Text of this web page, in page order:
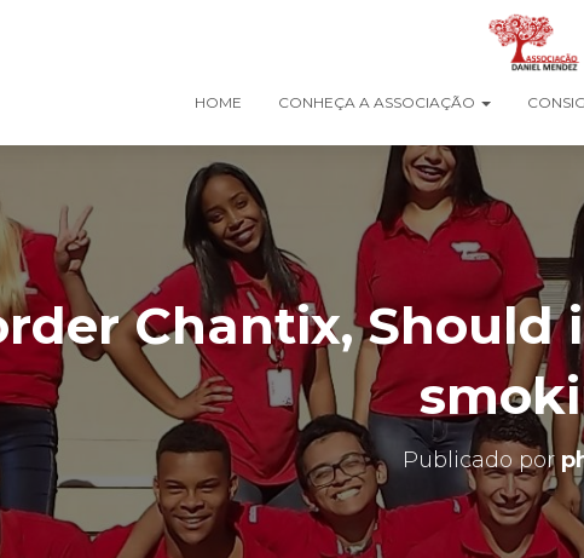
HOME CONHEÇA A ASSOCIAÇÃO
Chantix,
Publicado por